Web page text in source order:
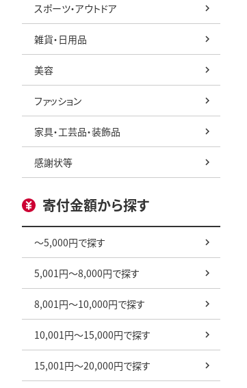
スポーツ・アウトドア
雑貨・日用品
美容
ファッション
家具・工芸品・装飾品
感謝状等
寄付金額から探す
～5,000円で探す
5,001円～8,000円で探す
8,001円～10,000円で探す
10,001円～15,000円で探す
15,001円～20,000円で探す